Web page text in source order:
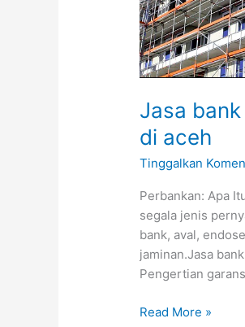
Jasa
di aceh
Tinggalkan
Perbankan: Apa
segala jenis
bank, aval,
jaminan.Jasa
Pengertian
Read More »